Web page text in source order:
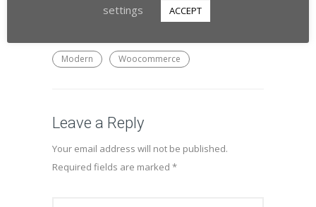
Modern Woocommerce
Leave a Reply
Your email address will not be published.
Required fields are marked *
settings
ACCEPT